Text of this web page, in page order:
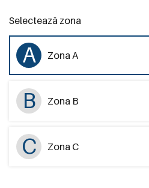
Selectează zona
A Zona A
B Zona B
C Zona C